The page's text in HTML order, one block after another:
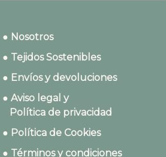
● Nosotros
● Tejidos Sostenibles
● Envíos y devoluciones
● Aviso legal y
Política de privacidad
● Política de Cookies
● Términos y condiciones